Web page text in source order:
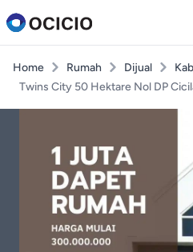
Home Rumah Dijual
Twins City 50 Hektare Nol DP